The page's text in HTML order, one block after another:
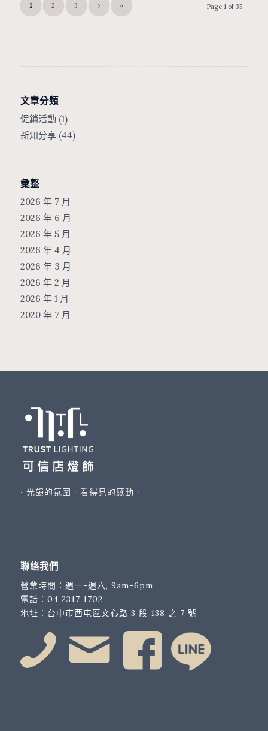
Page 1 of 35
1 2 3 › »
文章分類
促銷活動 (1)
新知分享(44)
彙整
2026 年 7 月
2026 年 6 月
2026 年 5 月
2026 年 4 月
2026 年 3 月
2026 年 2 月
2026 年 1 月
2020 年 7 月
∙ 光韻的氛圍 ∙ 看得見的感動 ∙
聯絡我們
營業時間： 週一-週六, 9am-6pm
電話： 04 2317 1702
地址： 台中市西屯區文心路 3 段 138 之 7 號